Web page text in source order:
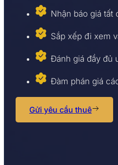
Nhận báo giá tất
Sắp xếp đi xem
Đánh giá đầy đủ
Đàm phán giá
Gửi yêu cầu thuê